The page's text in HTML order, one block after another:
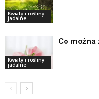
Kwiaty i rośliny
jadalne
Kwiaty i rośliny
jadalne
Co